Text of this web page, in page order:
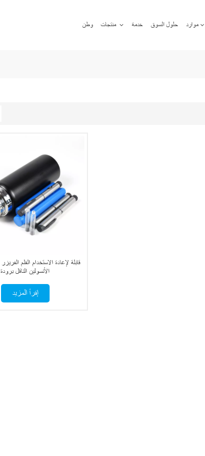
وطن منتجات خدمة حلول السوق موارد
الأنسولين الناقل برودة
إقرأ المزيد